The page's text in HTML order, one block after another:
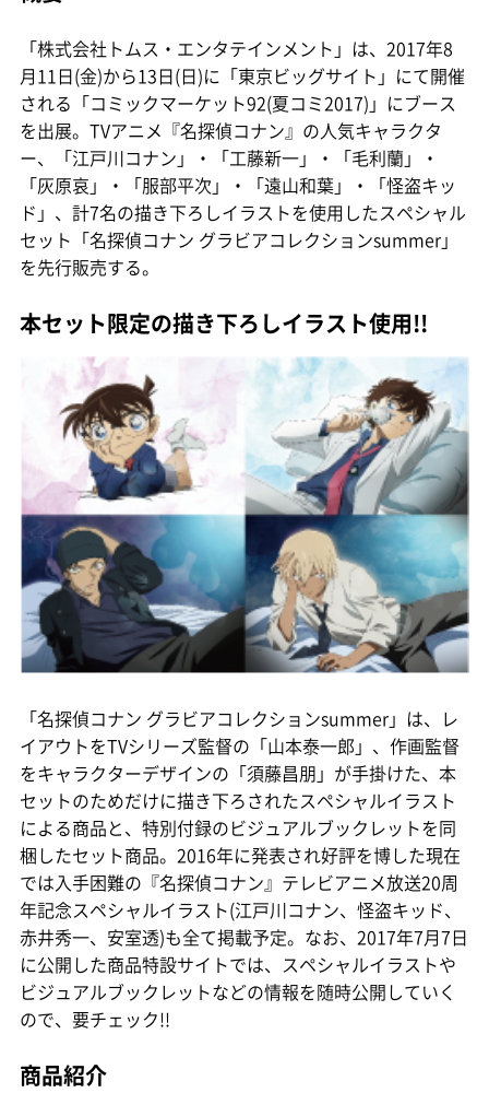
「株式会社トムス・エンタテインメント」は、2017年8
月11日(金)から13日(日)に「東京ビッグサイト」にて開催
される「コミックマーケット92(夏コミ2017)」にブース
を出展。TVアニメ『名探偵コナン』の人気キャラクタ
ー、「江戸川コナン」・「工藤新一」・「毛利蘭」・
「灰原哀」・「服部平次」・「遠山和葉」・「怪盗キッ
ド」、計7名の描き下ろしイラストを使用したスペシャル
セット「名探偵コナン グラビアコレクションsummer」
を先行販売する。
本セット限定の描き下ろしイラスト使用!!
「名探偵コナン グラビアコレクションsummer」は、レ
イアウトをTVシリーズ監督の「山本泰一郎」、作画監督
をキャラクターデザインの「須藤昌朋」が手掛けた、本
セットのためだけに描き下ろされたスペシャルイラスト
による商品と、特別付録のビジュアルブックレットを同
梱したセット商品。2016年に発表され好評を博した現在
では入手困難の『名探偵コナン』テレビアニメ放送20周
年記念スペシャルイラスト(江戸川コナン、怪盗キッド、
赤井秀一、安室透)も全て掲載予定。なお、2017年7月7日
に公開した商品特設サイトでは、スペシャルイラストや
ビジュアルブックレットなどの情報を随時公開していく
ので、要チェック!!
商品紹介